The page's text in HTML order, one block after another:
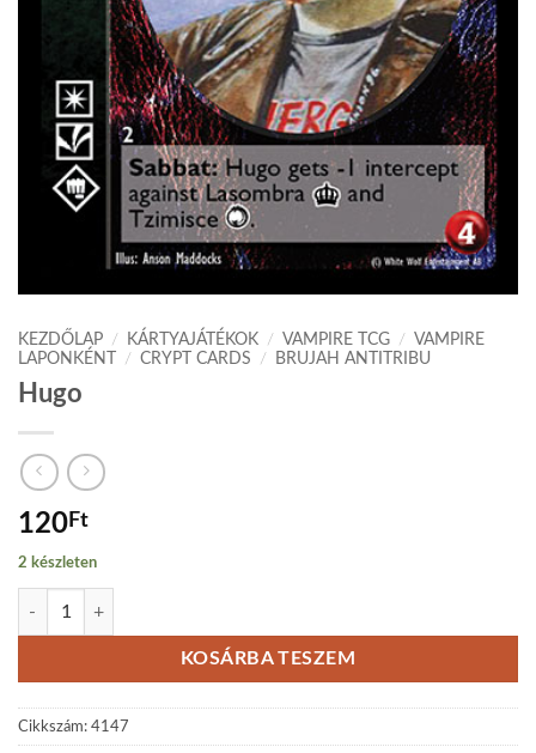
KEZDŐLAP / KÁRTYAJÁTÉKOK / VAMPIRE TCG /
VAMPIRE
LAPONKÉNT
/ CRYPT CARDS / BRUJAH ANTITRIBU
Hugo
120Ft
2 készleten
Hugo mennyiség
KOSÁRBA TESZEM
Cikkszám: 4147